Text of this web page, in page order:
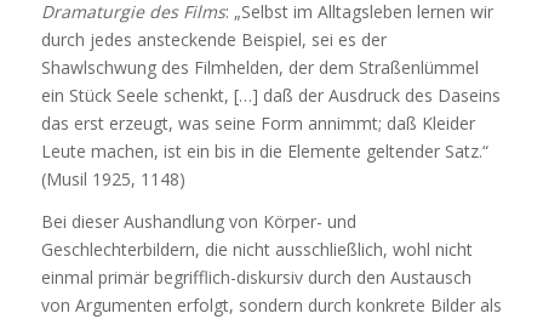
Dramaturgie des Films: „Selbst im Alltagsleben lernen wir
durch jedes ansteckende Beispiel, sei es der
Shawlschwung des Filmhelden, der dem Straßenlümmel
ein Stück Seele schenkt, […] daß der Ausdruck des Daseins
das erst erzeugt, was seine Form annimmt; daß Kleider
Leute machen, ist ein bis in die Elemente geltender Satz.“
(Musil 1925, 1148)
Bei dieser Aushandlung von Körper- und
Geschlechterbildern, die nicht ausschließlich, wohl nicht
einmal primär begrifflich-diskursiv durch den Austausch
von Argumenten erfolgt, sondern durch konkrete Bilder als